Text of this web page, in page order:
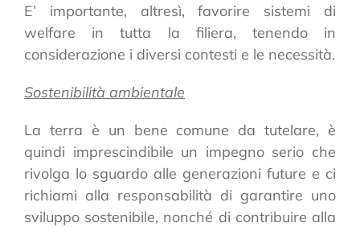
E’ importante, altresì, favorire sistemi di
welfare in tutta la filiera, tenendo in
considerazione i diversi contesti e le necessità.
Sostenibilità ambientale
La terra è un bene comune da tutelare, è
quindi imprescindibile un impegno serio che
rivolga lo sguardo alle generazioni future e ci
richiami alla responsabilità di garantire uno
sviluppo sostenibile, nonché di contribuire alla